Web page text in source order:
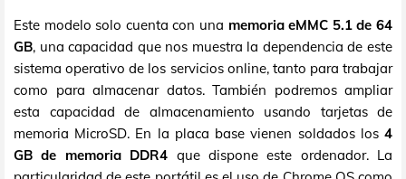
Este modelo solo cuenta con una memoria eMMC 5.1 de 64
GB, una capacidad que nos muestra la dependencia de este
sistema operativo de los servicios online, tanto para trabajar
como para almacenar datos. También podremos ampliar
esta capacidad de almacenamiento usando tarjetas de
memoria MicroSD. En la placa base vienen soldados los 4
GB de memoria DDR4 que dispone este ordenador. La